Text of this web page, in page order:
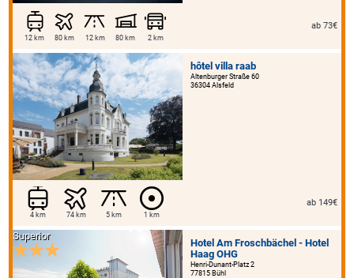
12 km 80 km 12 km 80 km 2 km
ab 73€
hôtel villa raab
Altenburger Straße 60
36304 Alsfeld
4 km 74 km 5 km 1 km
ab 149€
Hotel Am Froschbächel - Hotel
Haag OHG
Henri-Dunant-Platz 2
77815 Bühl
Superior